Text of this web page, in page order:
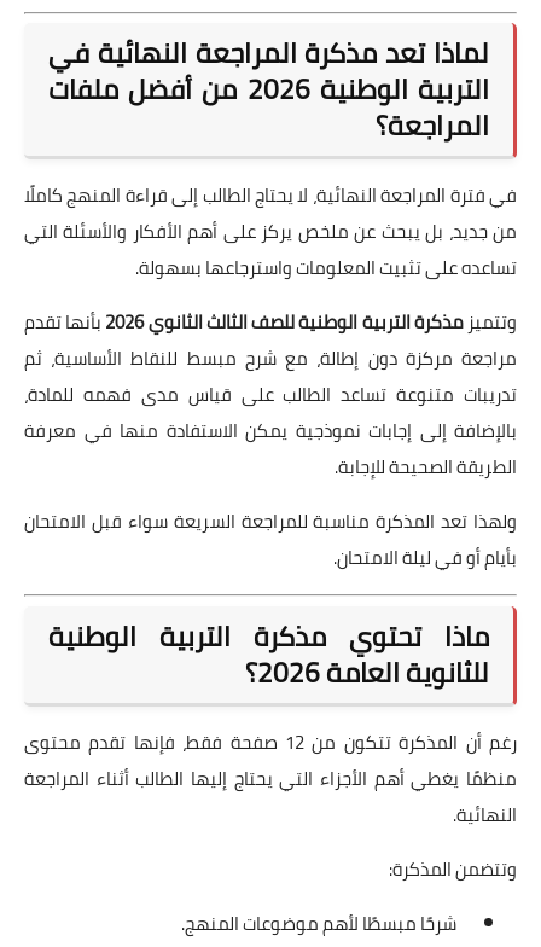
لماذا تعد مذكرة المراجعة النهائية في
التربية الوطنية 2026 من أفضل ملفات
المراجعة؟
في فترة المراجعة النهائية، لا يحتاج الطالب إلى قراءة المنهج كاملًا
من جديد، بل يبحث عن ملخص يركز على أهم الأفكار والأسئلة التي
تساعده على تثبيت المعلومات واسترجاعها بسهولة.
وتتميزمذكرة التربية الوطنية للصف الثالث الثانوي 2026
بأنها تقدم
مراجعة مركزة دون إطالة، مع شرح مبسط للنقاط الأساسية، ثم
تدريبات متنوعة تساعد الطالب على قياس مدى فهمه للمادة،
بالإضافة إلى إجابات نموذجية يمكن الاستفادة منها في معرفة
الطريقة الصحيحة للإجابة.
ولهذا تعد المذكرة مناسبة للمراجعة السريعة سواء قبل الامتحان
بأيام أو في ليلة الامتحان.
ماذا تحتوي مذكرة التربية الوطنية
للثانوية العامة 2026؟
رغم أن المذكرة تتكون من 12 صفحة فقط، فإنها تقدم محتوى
منظمًا يغطي أهم الأجزاء التي يحتاج إليها الطالب أثناء المراجعة
النهائية.
وتتضمن المذكرة:
شرحًا مبسطًا لأهم موضوعات المنهج.